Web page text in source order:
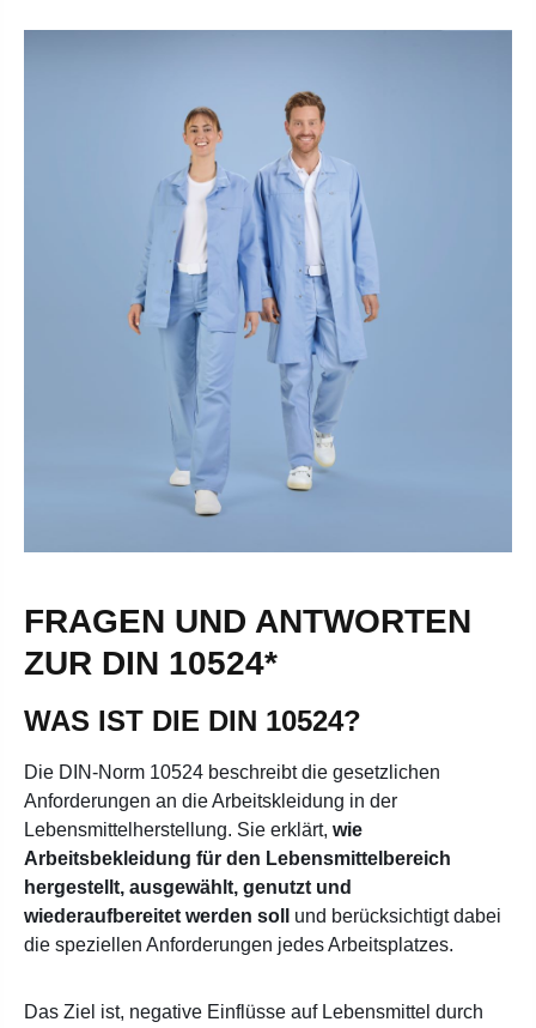
FRAGEN UND ANTWORTEN
ZUR DIN 10524*
WAS IST DIE DIN 10524?
Die DIN-Norm 10524 beschreibt die gesetzlichen
Anforderungen an die Arbeitskleidung in der
Lebensmittelherstellung. Sie erklärt, wie
Arbeitsbekleidung für den Lebensmittelbereich
hergestellt, ausgewählt, genutzt und
wiederaufbereitet werden soll und berücksichtigt dabei
die speziellen Anforderungen jedes Arbeitsplatzes.
Das Ziel ist, negative Einflüsse auf Lebensmittel durch